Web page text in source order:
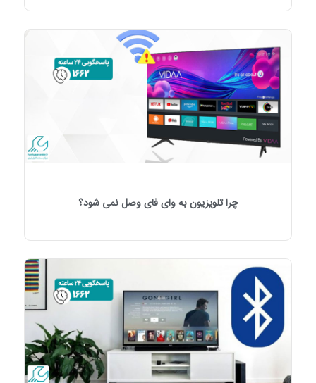
چرا تلویزیون به وای فای وصل نمی شود؟